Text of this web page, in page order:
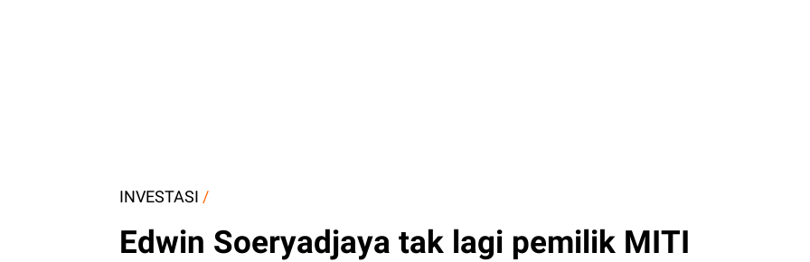
INVESTASI /
Edwin Soeryadjaya tak lagi pemilik MITI